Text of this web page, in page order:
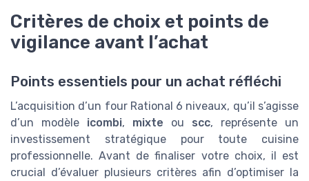
Critères de choix et points de
vigilance avant l’achat
Points essentiels pour un achat réfléchi
L’acquisition d’un four Rational 6 niveaux, qu’il s’agisse
d’un modèle icombi, mixte ou scc, représente un
investissement stratégique pour toute cuisine
professionnelle. Avant de finaliser votre choix, il est
crucial d’évaluer plusieurs critères afin d’optimiser la